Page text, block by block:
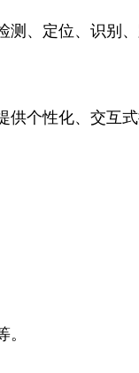
、定位、识别
个性化、交互式